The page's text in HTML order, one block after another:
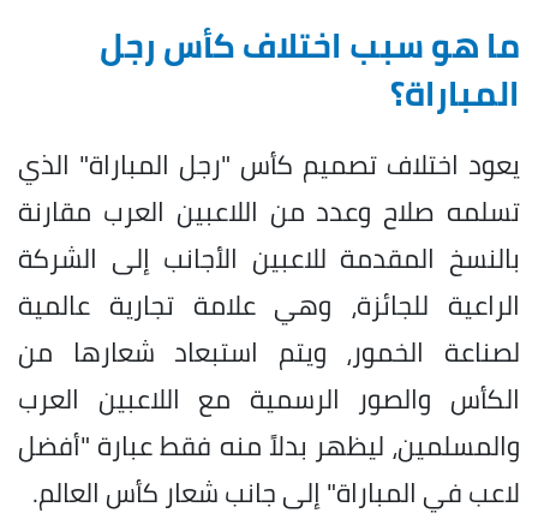
ما هو سبب اختلاف كأس رجل
المباراة؟
يعود اختلاف تصميم كأس "رجل المباراة" الذي
تسلمه صلاح وعدد من اللاعبين العرب مقارنة
بالنسخ المقدمة للاعبين الأجانب إلى الشركة
الراعية للجائزة، وهي علامة تجارية عالمية
لصناعة الخمور، ويتم استبعاد شعارها من
الكأس والصور الرسمية مع اللاعبين العرب
والمسلمين، ليظهر بدلاً منه فقط عبارة "أفضل
لاعب في المباراة" إلى جانب شعار كأس العالم.